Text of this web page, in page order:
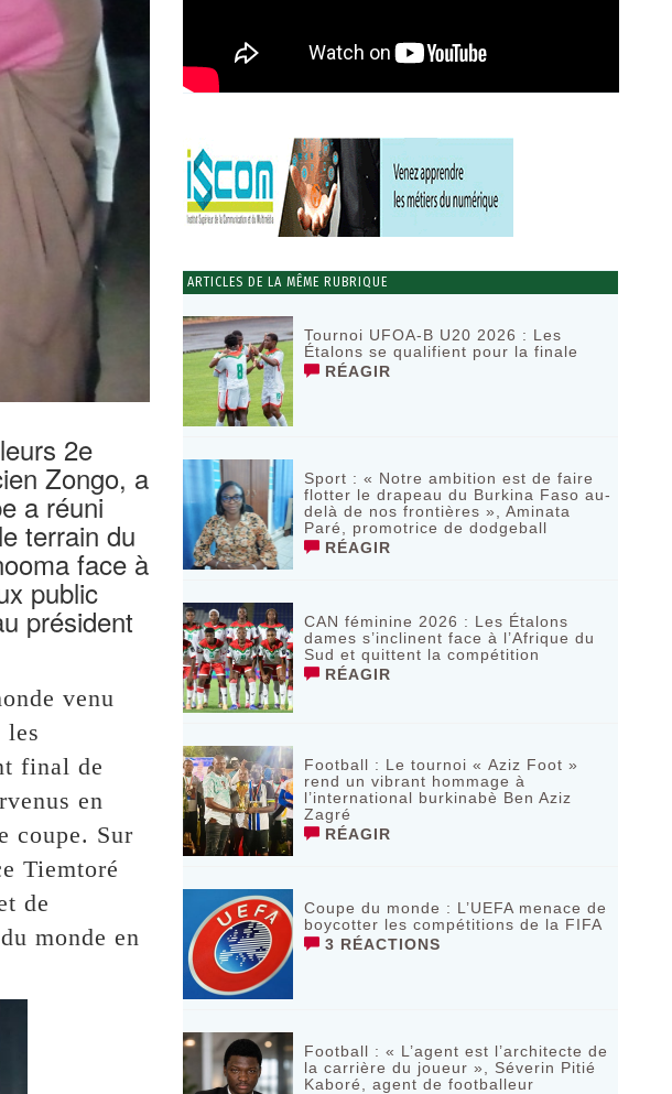
2e
Zongo, a
a réuni
terrain du
face à
public
président
venu
les
final de
en
coupe. Sur
Tiemtoré
de
monde en
ARTICLES DE LA MÊME RUBRIQUE
Tournoi UFOA-B U20 2026 : Les
Étalons se qualifient pour la finale
RÉAGIR
Sport : « Notre ambition est de faire
flotter le drapeau du Burkina Faso au-
delà de nos frontières », Aminata
Paré, promotrice de dodgeball
RÉAGIR
CAN féminine 2026 : Les Étalons
dames s’inclinent face à l’Afrique du
Sud et quittent la compétition
RÉAGIR
Football : Le tournoi « Aziz Foot »
rend un vibrant hommage à
l’international burkinabè Ben Aziz
Zagré
RÉAGIR
Coupe du monde : L’UEFA menace de
boycotter les compétitions de la FIFA
3 RÉACTIONS
Football : « L’agent est l’architecte de
la carrière du joueur », Séverin Pitié
Kaboré, agent de footballeur